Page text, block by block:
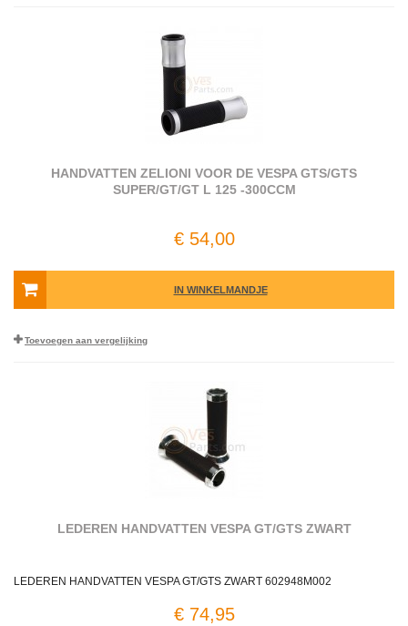
HANDVATTEN ZELIONI VOOR DE VESPA GTS/GTS
SUPER/GT/GT L 125 -300CCM
€ 54,00
IN WINKELMANDJE
Toevoegen aan vergelijking
LEDEREN HANDVATTEN VESPA GT/GTS ZWART
LEDEREN HANDVATTEN VESPA GT/GTS ZWART 602948M002
€ 74,95